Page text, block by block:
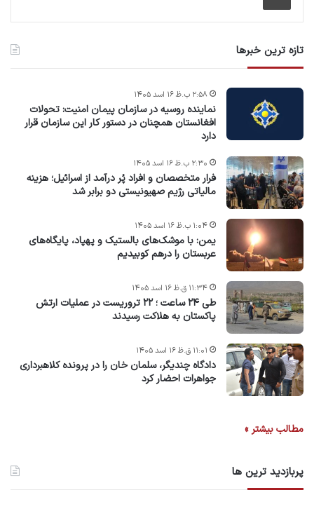
تازه ترین خبرها
نماینده روسیه در سازمان پیمان امنیت: تحولات
افغانستان همچنان در دستور کار این سازمان قرار
دارد
۲:۵۸ ب.ظ ۱۶ اسد ۱۴۰۵
فرار متخصصان و افراد پُر درآمد از اسرائیل؛ هزینه
مالیاتی رژیم صهیونیستی دو برابر شد
۲:۳۰ ب.ظ ۱۶ اسد ۱۴۰۵
یمن: با موشک‌های بالستیک و پهپاد، پایگاه‌های
عربستان را درهم کوبیدیم
۱:۰۴ ب.ظ ۱۶ اسد ۱۴۰۵
طی ۲۴ ساعت ؛ ۲۲ تروریست در عملیات ارتش
پاکستان به هلاکت رسیدند
۱۱:۳۴ ق.ظ ۱۶ اسد ۱۴۰۵
دادگاه چندیگر، سلمان خان را در پرونده کلاهبرداری
جواهرات احضار کرد
۱۱:۰۱ ق.ظ ۱۶ اسد ۱۴۰۵
مطالب بیشتر »
پربازدید ترین ها